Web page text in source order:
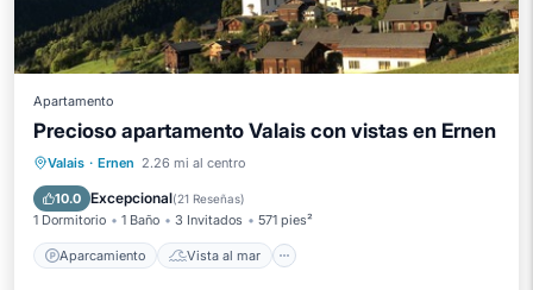
Apartamento
Precioso apartamento Valais con vistas en Ernen
Valais · Ernen 2.26 mi al centro
10.0 Excepcional(21 Reseñas)
1 Dormitorio 1 Baño 3 Invitados 571 pies²
Aparcamiento Vista al mar
Aparcamiento
Balcón/Terraza